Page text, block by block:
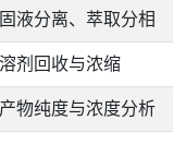
固液分离、萃取分相
溶剂回收与浓缩
产物纯度与浓度分析